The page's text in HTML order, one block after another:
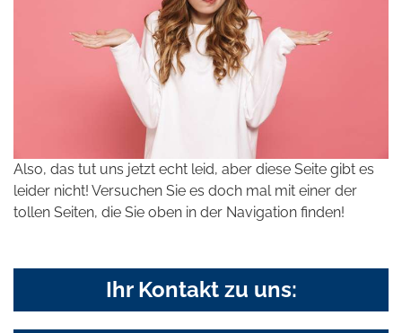
Also, das tut uns jetzt echt leid, aber diese Seite gibt es
leider nicht! Versuchen Sie es doch mal mit einer der
tollen Seiten, die Sie oben in der Navigation finden!
Ihr Kontakt zu uns: